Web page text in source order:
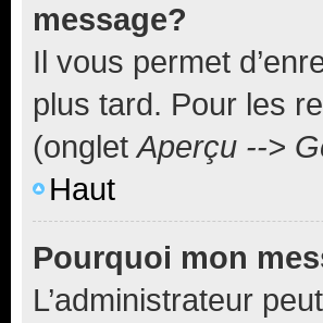
message?
Il vous permet
plus tard. Pour les
(ongletAperçu -->
Haut
Pourquoi mon
L’administrateur